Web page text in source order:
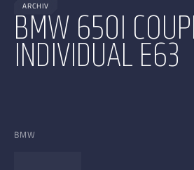
ARCHIV
BMW 650I
INDIVIDUAL E63
BMW